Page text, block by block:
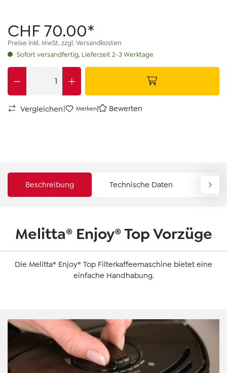
CHF 70.00*
Preise inkl. MwSt. zzgl. Versandkosten
Sofort versandfertig, Lieferzeit 2-3 Werktage
Vergleichen| Merken| Bewerten
Beschreibung Technische Daten
Melitta® Enjoy® Top Vorzüge
Die Melitta® Enjoy® Top Filterkaffeemaschine bietet eine
einfache Handhabung.